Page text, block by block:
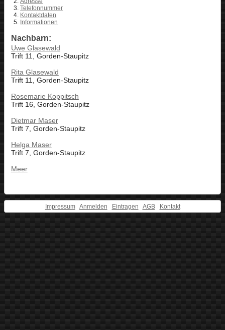
Telefonnummer
Kontaktdaten
Informationen
Nachbarn:
Uwe Glasewald
Trift 11, Gorden-Staupitz
Rita Glasewald
Trift 11, Gorden-Staupitz
Rosemarie Koppitsch
Trift 16, Gorden-Staupitz
Dietmar Maser
Trift 7, Gorden-Staupitz
Helga Maser
Trift 7, Gorden-Staupitz
Meer
Impressum Anmelden Eintragen AGB Kontakt